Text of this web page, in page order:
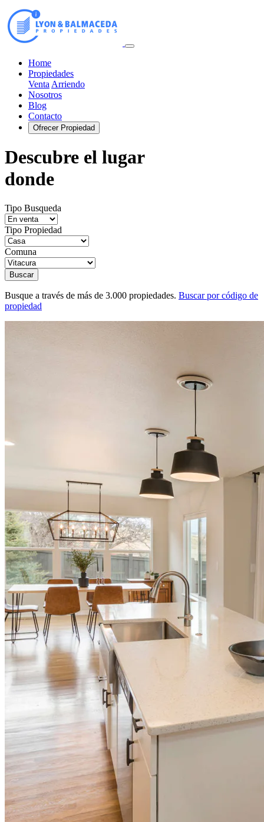
Home
Propiedades
Venta Arriendo
Nosotros
Blog
Contacto
Ofrecer Propiedad
Descubre el lugar
donde
Tipo Busqueda
Tipo Propiedad
Comuna
Buscar
Busque a través de más de 3.000 propiedades. Buscar por código de
propiedad